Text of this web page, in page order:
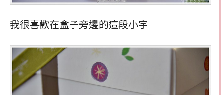
我很喜歡在盒子旁邊的這段小字